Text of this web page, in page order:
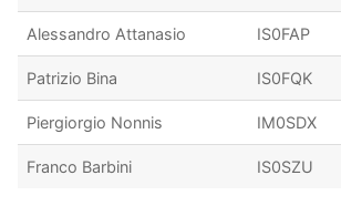
Alessandro Attanasio IS0FAP
Patrizio Bina IS0FQK
Piergiorgio Nonnis IM0SDX
Franco Barbini IS0SZU